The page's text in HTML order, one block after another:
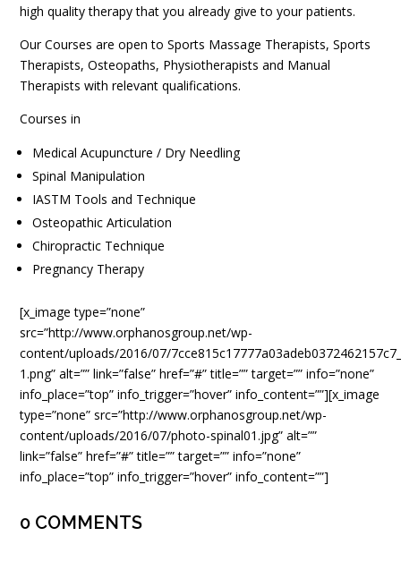
high quality therapy that you already give to your patients.
Our Courses are open to Sports Massage Therapists, Sports
Therapists, Osteopaths, Physiotherapists and Manual
Therapists with relevant qualifications.
Courses in
Medical Acupuncture / Dry Needling
Spinal Manipulation
IASTM Tools and Technique
Osteopathic Articulation
Chiropractic Technique
Pregnancy Therapy
[x_image type=”none”
src=”http://www.orphanosgroup.net/wp-
content/uploads/2016/07/
1.png” alt=”” link=”false” href=”#” title=”” target=”” info=”none”
info_place=”top” info_trigger=”hover” info_content=””][x_image
type=”none” src=”http://www.orphanosgroup.net/wp-
content/uploads/2016/07/photo-spinal01.jpg” alt=””
link=”false” href=”#” title=”” target=”” info=”none”
info_place=”top” info_trigger=”hover” info_content=””]
0 COMMENTS